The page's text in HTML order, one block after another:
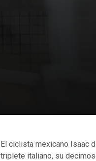
El ciclista mexicano Isaac
triplete italiano, su